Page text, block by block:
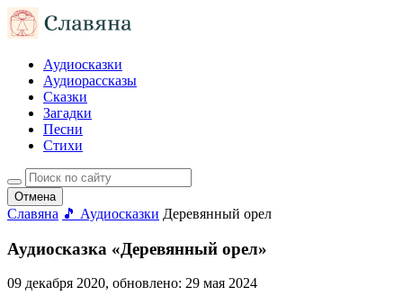
Аудиосказки
Аудиорассказы
Сказки
Загадки
Песни
Стихи
Отмена
Славяна 🎵 Аудиосказки Деревянный орел
Аудиосказка «Деревянный орел»
09 декабря 2020, обновлено: 29 мая 2024